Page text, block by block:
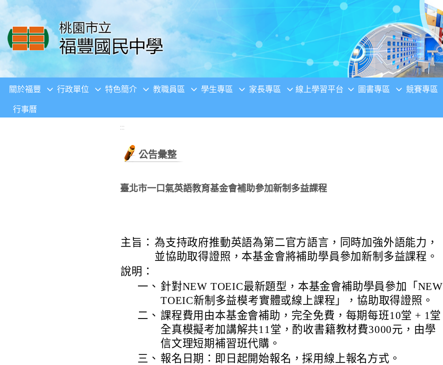
移至網頁之主要內容區位置
關於福豐 行政單位 特色簡介 教職員區 學生專區 家長專區 線上學習平台 圖書專區 競賽專區
行事曆
:::
公告彙整
臺北市一口氣英語教育基金會補助參加新制多益課程
主旨： 為支持政府推動英語為第二官方語言，同時加強外語能力，
並協助取得證照，本基金會將補助學員參加新制多益課程。
說明：
一、 針對NEW TOEIC最新題型，本基金會補助學員參加「NEW
TOEIC新制多益模考實體或線上課程」，協助取得證照。
二、 課程費用由本基金會補助，完全免費，每期每班10堂 + 1堂
全真模擬考加講解共11堂，酌收書籍教材費3000元，由學
信文理短期補習班代購。
三、 報名日期：即日起開始報名，採用線上報名方式。